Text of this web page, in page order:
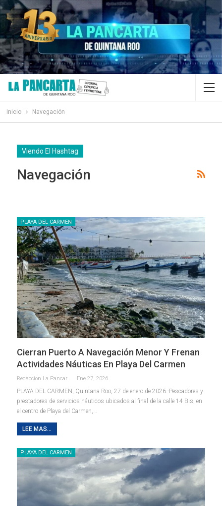
Inicio Navegación
Viendo El Hashtag
Navegación
PLAYA DEL CARMEN
Cierran Puerto A Navegación Menor Y Frenan
Actividades Náuticas En Playa Del Carmen
Redaccion La Pancarta De Quintana Roo Ene 27, 2026
PLAYA DEL CARMEN, Quintana Roo, 27 de enero de 2026.-Pescadores y
prestadores de servicios náuticos ubicados al final de la calle 14 Bis, en
el centro de Playa del Carmen,…
LEE MAS...
PLAYA DEL CARMEN